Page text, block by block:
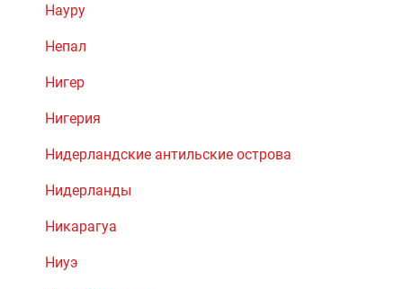
Науру
Непал
Нигер
Нигерия
Нидерландские антильские острова
Нидерланды
Никарагуа
Ниуэ